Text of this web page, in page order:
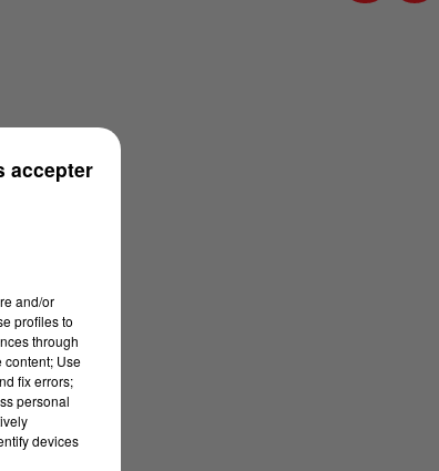
and/or
profiles to
through
content; Use
fix errors;
personal
devices
accepter